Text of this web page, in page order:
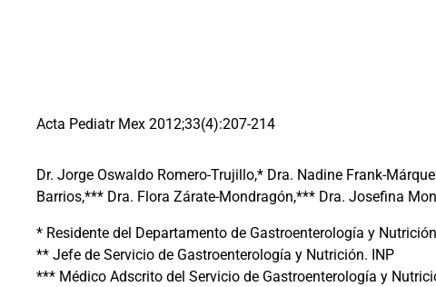
Acta Pediatr Mex 2012;33(4):207-214
Dr. Jorge Oswaldo Romero-Trujillo,* Dra. Nadine Frank-
Barrios,*** Dra. Flora Zárate-Mondragón,*** Dra. Josefina
* Residente del Departamento de Gastroenterología y
** Jefe de Servicio de Gastroenterología y Nutrición. INP
*** Médico Adscrito del Servicio de Gastroenterología y